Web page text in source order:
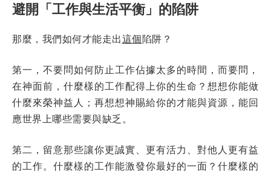
避開「工作與生活平衡」的陷阱
那麼，我們如何才能走出這個陷阱？
第一，不要問如何防止工作佔據太多的時間，而要問，
在神面前，什麼樣的工作配得上你的生命？想想你能做
什麼來榮神益人；再想想神賜給你的才能與資源，能回
應世界上哪些需要與缺乏。
第二，留意那些讓你更誠實、更有活力、對他人更有益
的工作。什麼樣的工作能激發你最好的一面？什麼樣的